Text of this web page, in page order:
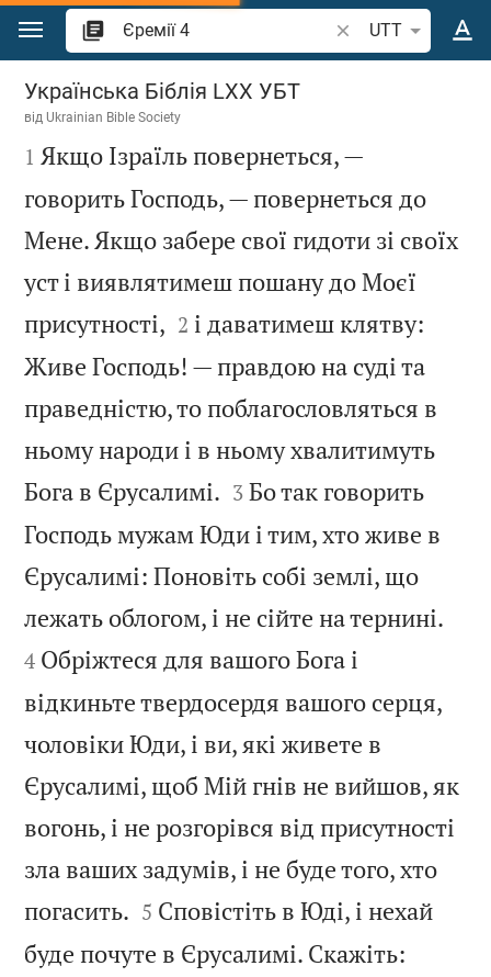
Перейти до вмісту
Шукати біблійний
UTT
Єремії 4
Українська Біблія LXX УБТ
відUkrainian Bible Society

1 Якщо Ізраїль повернеться, —
говорить Господь, — повернеться до
Мене. Якщо забере свої гидоти зі своїх
уст і виявлятимеш пошану до Моєї
присутності, 

2 і даватимеш клятву:
Живе Господь! — правдою на суді та
праведністю, то поблагословляться в
ньому народи і в ньому хвалитимуть
Бога в Єрусалимі. 

3 Бо так говорить
Господь мужам Юди і тим, хто живе в
Єрусалимі: Поновіть собі землі, що
лежать облогом, і не сійте на тернині.
4 Обріжтеся для вашого Бога і
відкиньте твердосердя вашого серця,
чоловіки Юди, і ви, які живете в
Єрусалимі, щоб Мій гнів не вийшов, як
вогонь, і не розгорівся від присутності
зла ваших задумів, і не буде того, хто
погасить. 

5 Сповістіть в Юді, і нехай
буде почуте в Єрусалимі. Скажіть: